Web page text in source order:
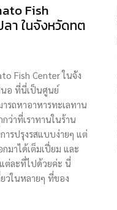
Fish
า ในจังหวัดทต
Fish Center ในจัง
อ ที่นี่เป็นศูนย์
ารถหาอาหารทะเลทาน
ว่าที่เราทานในร้าน
รปรุงรสแบบง่ายๆ แต่
มาได้เต็มเปี่ยม และ
ต่ละที่ไปด้วยค่ะ นี่
วในหลายๆ ที่ของ